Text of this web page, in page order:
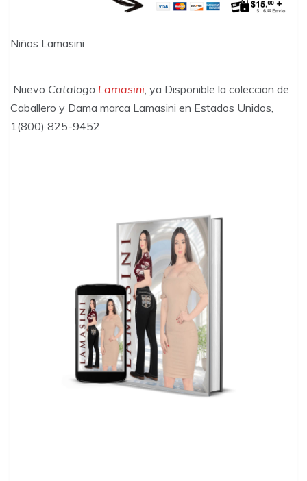
Niños Lamasini
Nuevo Catalogo Lamasini , ya Disponible la coleccion de
Caballero y Dama marca Lamasini en Estados Unidos,
1(800) 825-9452